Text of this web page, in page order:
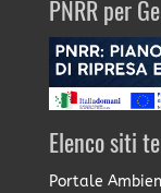
PNRR per
Elenco siti
Portale